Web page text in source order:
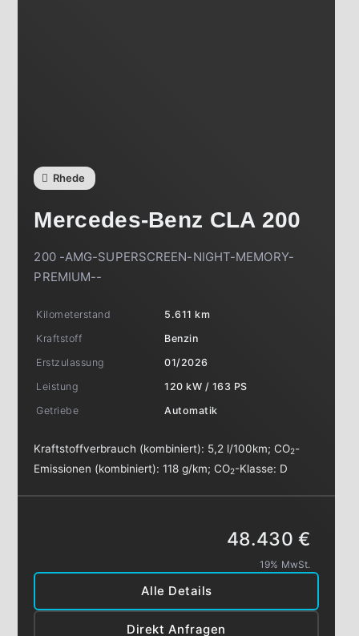
Rhede
Mercedes-Benz CLA 200
200 -AMG-SUPERSCREEN-NIGHT-MEMORY-
PREMIUM--
Kilometerstand
5.611 km
Kraftstoff
Benzin
Erstzulassung
01/2026
Leistung
120 kW / 163 PS
Getriebe
Automatik
Kraftstoffverbrauch (kombiniert): 5,2 l/100km;CO2-
Emissionen (kombiniert):118 g/km;CO2-Klasse: D
Alle Details
Direkt Anfragen
48.430 €
19% MwSt.